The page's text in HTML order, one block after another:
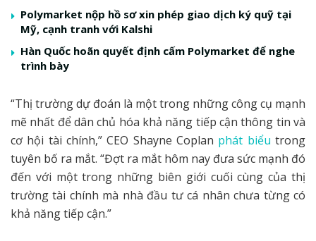
Polymarket nộp hồ sơ xin phép giao dịch ký quỹ tại
Mỹ, cạnh tranh với Kalshi
Hàn Quốc hoãn quyết định cấm Polymarket để nghe
trình bày
“Thị trường dự đoán là một trong những công cụ mạnh
mẽ nhất để dân chủ hóa khả năng tiếp cận thông tin và
cơ hội tài chính,” CEO Shayne Coplan phát biểu trong
tuyên bố ra mắt. “Đợt ra mắt hôm nay đưa sức mạnh đó
đến với một trong những biên giới cuối cùng của thị
trường tài chính mà nhà đầu tư cá nhân chưa từng có
khả năng tiếp cận.”